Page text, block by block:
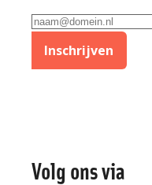
E-
mailadres
Inschrijven
Volg ons via